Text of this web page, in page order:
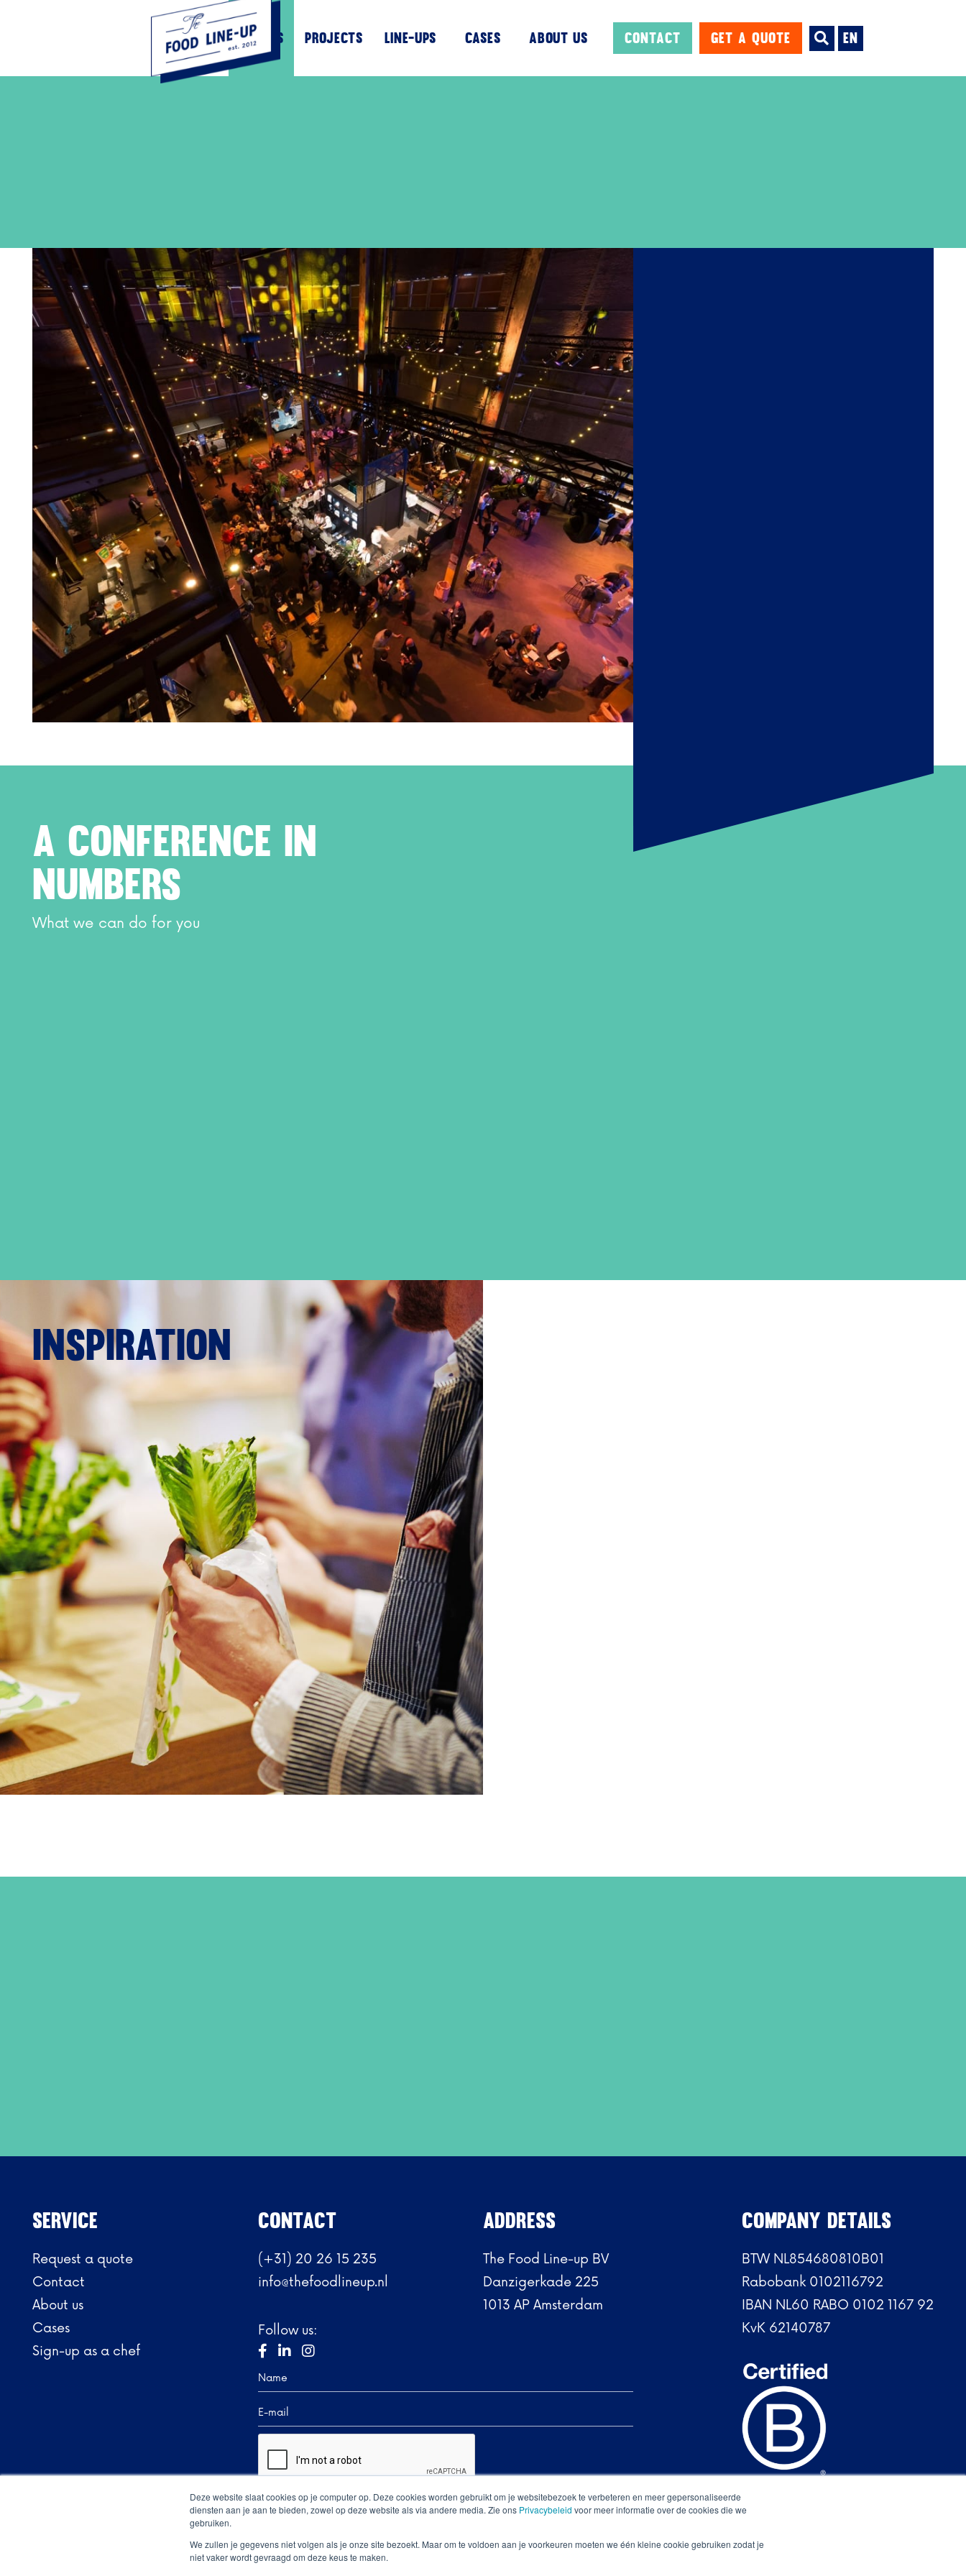
Deze website slaat cookies op je computer op. Deze cookies worden gebruikt om je websitebezoek te verbeteren en meer gepersonaliseerde
diensten aan je aan te bieden, zowel op deze website als via andere media. Zie ons Privacybeleid voor meer informatie over de cookies die we
gebruiken.
We zullen je gegevens niet volgen als je onze site bezoekt. Maar om te voldoen aan je voorkeuren moeten we één kleine cookie gebruiken zodat je
niet vaker wordt gevraagd om deze keus te maken.
EVENTS PROJECTS Line-UPS CASES About us CONTACT Get a Quote  EN
A conference in
numbers
What we can do for you
Inspiration
Service
Request a quote
Contact
About us
Cases
Sign-up as a chef
CONTACT
(+31) 20 26 15 235
info@thefoodlineup.nl
Follow us:
  
ADdRESs
The Food Line-up BV
Danzigerkade 225
1013 AP Amsterdam
Company details
BTW NL854680810B01
Rabobank 0102116792
IBAN NL60 RABO 0102 1167 92
KvK 62140787